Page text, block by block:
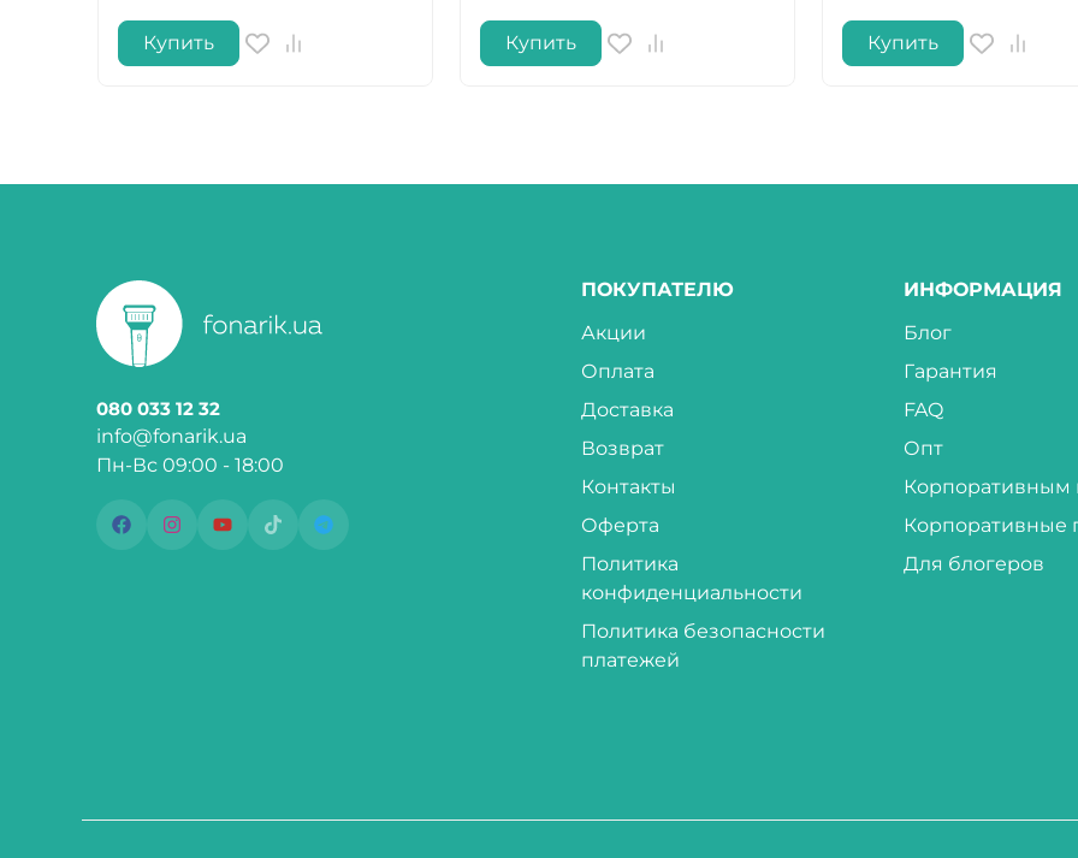
Купить Купить Купить
080 033 12 32
info@fonarik.ua
Пн-Вс 09:00 - 18:00
ПОКУПАТЕЛЮ
Акции
Оплата
Доставка
Возврат
Контакты
Оферта
Политика
конфиденциальности
Политика безопасности
платежей
ИНФОРМАЦИЯ
Блог
Гарантия
FAQ
Опт
Корпоративным
Корпоративные
Для блогеров